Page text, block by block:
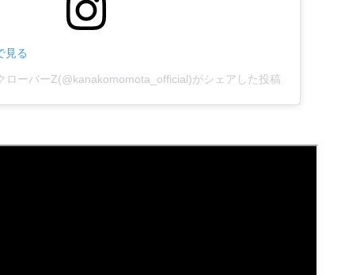
見る
ローバーZ(@kanakomomota_official)がシェアした投稿